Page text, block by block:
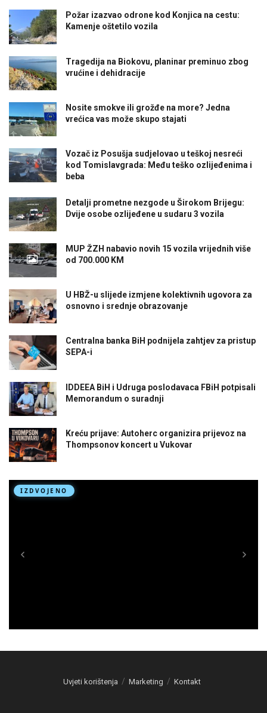
Požar izazvao odrone kod Konjica na cestu:
Kamenje oštetilo vozila
Tragedija na Biokovu, planinar preminuo zbog
vrućine i dehidracije
Nosite smokve ili grožđe na more? Jedna
vrećica vas može skupo stajati
Vozač iz Posušja sudjelovao u teškoj nesreći
kod Tomislavgrada: Među teško ozlijeđenima i
beba
Detalji prometne nezgode u Širokom Brijegu:
Dvije osobe ozlijeđene u sudaru 3 vozila
MUP ŽZH nabavio novih 15 vozila vrijednih više
od 700.000 KM
U HBŽ-u slijede izmjene kolektivnih ugovora za
osnovno i srednje obrazovanje
Centralna banka BiH podnijela zahtjev za pristup
SEPA-i
IDDEEA BiH i Udruga poslodavaca FBiH potpisali
Memorandum o suradnji
Kreću prijave: Autoherc organizira prijevoz na
Thompsonov koncert u Vukovar
Uvjeti korištenja Marketing Kontakt